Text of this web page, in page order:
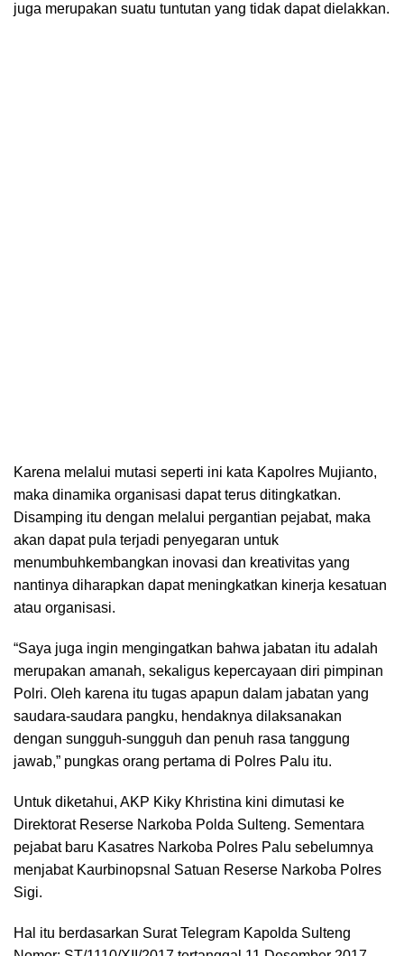
juga merupakan suatu tuntutan yang tidak dapat dielakkan.
Karena melalui mutasi seperti ini kata Kapolres Mujianto,
maka dinamika organisasi dapat terus ditingkatkan.
Disamping itu dengan melalui pergantian pejabat, maka
akan dapat pula terjadi penyegaran untuk
menumbuhkembangkan inovasi dan kreativitas yang
nantinya diharapkan dapat meningkatkan kinerja kesatuan
atau organisasi.
“Saya juga ingin mengingatkan bahwa jabatan itu adalah
merupakan amanah, sekaligus kepercayaan diri pimpinan
Polri. Oleh karena itu tugas apapun dalam jabatan yang
saudara-saudara pangku, hendaknya dilaksanakan
dengan sungguh-sungguh dan penuh rasa tanggung
jawab,” pungkas orang pertama di Polres Palu itu.
Untuk diketahui, AKP Kiky Khristina kini dimutasi ke
Direktorat Reserse Narkoba Polda Sulteng. Sementara
pejabat baru Kasatres Narkoba Polres Palu sebelumnya
menjabat Kaurbinopsnal Satuan Reserse Narkoba Polres
Sigi.
Hal itu berdasarkan Surat Telegram Kapolda Sulteng